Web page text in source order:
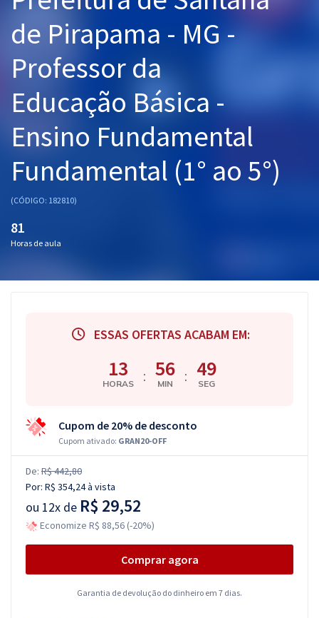
Graduação
OAB
Mentorias
Questões grátis
Conteúdo gratuito
Blog
Aprovados
de Pirapama - MG -
Professor da
Educação Básica -
Ensino Fundamental
Fundamental (1° ao 5°)
(CÓDIGO: 182810)
81
Horas de aula
ESSAS OFERTAS ACABAM EM:
13
HORAS : 56
MIN : 48
SEG
Cupom de 20% de desconto
Cupom ativado: GRAN20-OFF
De: R$ 442,80
Por: R$ 354,24à vista
ou 12x de R$ 29,52
Economize R$ 88,56 (-20%)
Comprar agora
Garantia de devolução do dinheiro em 7 dias.